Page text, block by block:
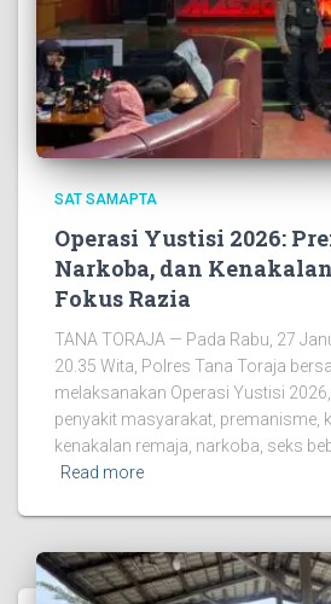
SAT SAMAPTA
Operasi Yustisi 2026:
Narkoba, dan
Fokus Razia
TANA TORAJA — Pada Rabu, 27
20.35 Wita, Polres Tana Toraja
melaksanakan Operasi Yustisi
penyakit masyarakat, premanisme,
kenakalan remaja, narkoba, seks
Read more